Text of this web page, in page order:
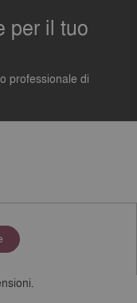
per il tuo
professionale di